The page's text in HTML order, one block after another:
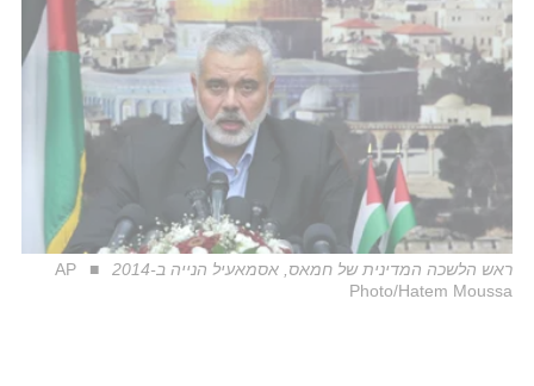
ראש הלשכה המדינית של חמאס, אסמאעיל הנייה ב-2014
AP
Photo/Hatem Moussa